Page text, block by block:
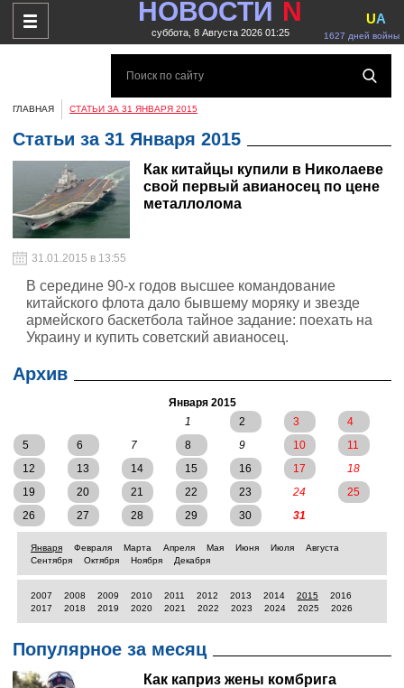
НОВОСТИ N
суббота, 8 Августа 2026 01:25 1627 дней войны
UA
ГЛАВНАЯ СТАТЬИ ЗА 31 ЯНВАРЯ 2015
Статьи за 31 Января 2015
Как китайцы купили в Николаеве
свой первый авианосец по цене
металлолома
31.01.2015 в 13:55
В середине 90-х годов высшее командование
китайского флота дало бывшему моряку и звезде
армейского баскетбола тайное задание: поехать на
Украину и купить советский авианосец.
Архив
Января 2015
1
2 3
4
5
6 7 8 9 10
11
12
13 14 15 16 17
18
19
20 21 22 23 24
25
26
27 28 29 30 31
Января Февраля Марта Апреля Мая Июня Июля
Августа
Сентября
Октября Ноября Декабря
2007 2008 2009 2010 2011 2012 2013 2014 2015
2016
2017
2018 2019 2020 2021 2022 2023 2024 2025 2026
Популярное за месяц
Как каприз жены комбрига